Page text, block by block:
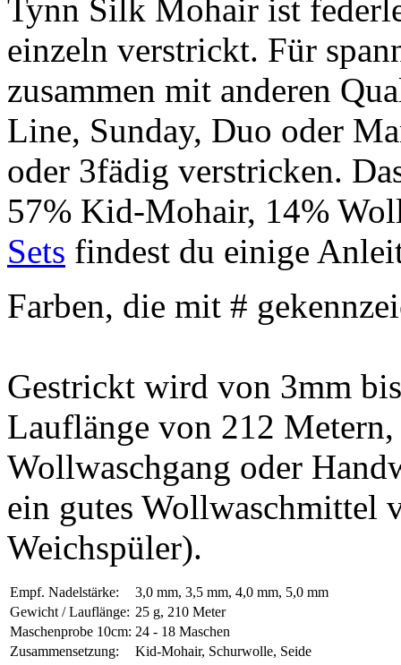
Tynn Silk Mohair ist
einzeln verstrickt. Für
zusammen mit anderen
Line, Sunday, Duo oder
oder 3fädig verstricken.
57% Kid-Mohair, 14%
Sets findest du einige
Farben, die mit #
Gestrickt wird von 3mm
Lauflänge von 212
Wollwaschgang oder
ein gutes Wollwaschmittel
Weichspüler).
Empf. Nadelstärke:
3,0 mm, 3,5 mm, 4,0 mm, 5,0 mm
Gewicht / Lauflänge: 25 g, 210 Meter
Maschenprobe 10cm: 24 - 18 Maschen
Zusammensetzung:
Kid-Mohair, Schurwolle, Seide